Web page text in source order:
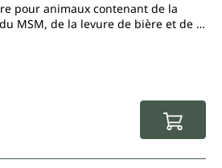
pour animaux contenant de la
MSM, de la levure de bière et de la